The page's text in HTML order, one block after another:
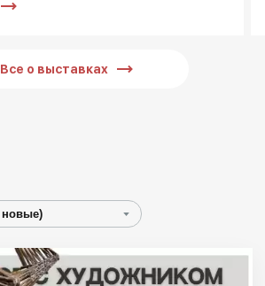
Все о выставках